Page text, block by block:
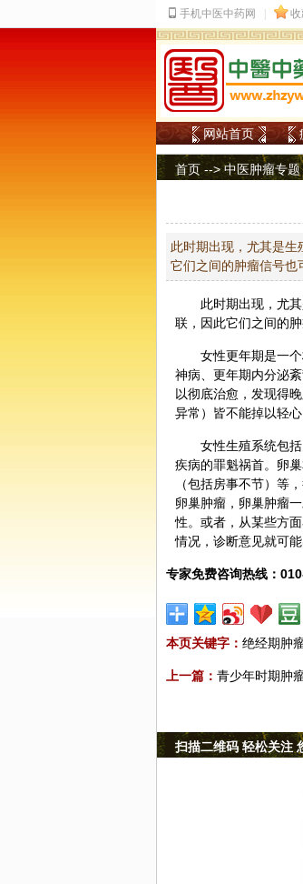
网站首页
首页 -->中医肿瘤专题
此时期出现，尤其是
它们之间的肿瘤信号也
此时期出现，尤
联，因此它们之间的
女性更年期是一
神病、更年期内分泌
以彻底治愈，发现得
异常）皆不能掉以轻心
女性生殖系统包
疾病的罪魁祸首。卵
（包括房事不节）等
卵巢肿瘤，卵巢肿瘤
性。或者，从某些方
情况， 诊断意见就可
专家免费咨询热线：
本页关键字： 绝经期肿
上一篇： 青少年时期肿
扫描二维码 轻松关注